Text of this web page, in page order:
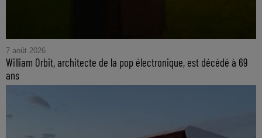
7 août 2026
William Orbit, architecte de la pop électronique, est décédé à 69
ans